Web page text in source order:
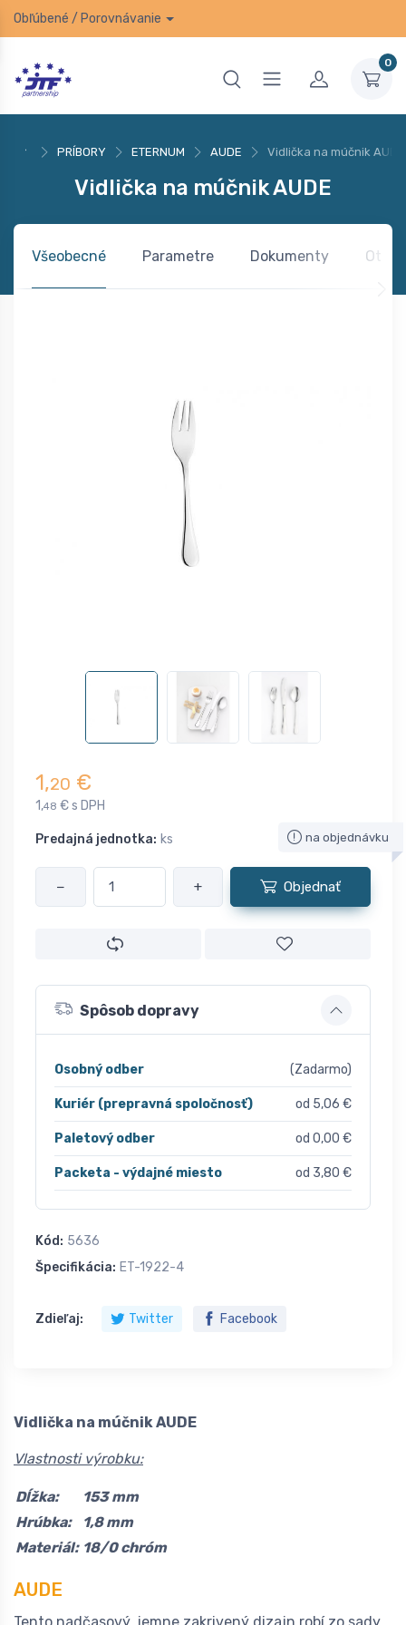
Obľúbené / Porovnávanie
0
PRÍBORY ETERNUM AUDE Vidlička na múčnik AUDE
Vidlička na múčnik AUDE
Všeobecné Parametre Dokumenty
1,20 €
1,48 € s DPH
Predajná jednotka: ks na objednávku
− + Objednať
Spôsob dopravy
Osobný odber (Zadarmo)
Kuriér (prepravná spoločnosť) od 5,06 €
Paletový odber od 0,00 €
Packeta - výdajné miesto od 3,80 €
Kód: 5636
Špecifikácia: ET-1922-4
Zdieľaj: Twitter Facebook
Vidlička na múčnik AUDE
Vlastnosti výrobku:
Dĺžka:
153 mm
Hrúbka:
1,8 mm
Materiál: 18/0 chróm
AUDE